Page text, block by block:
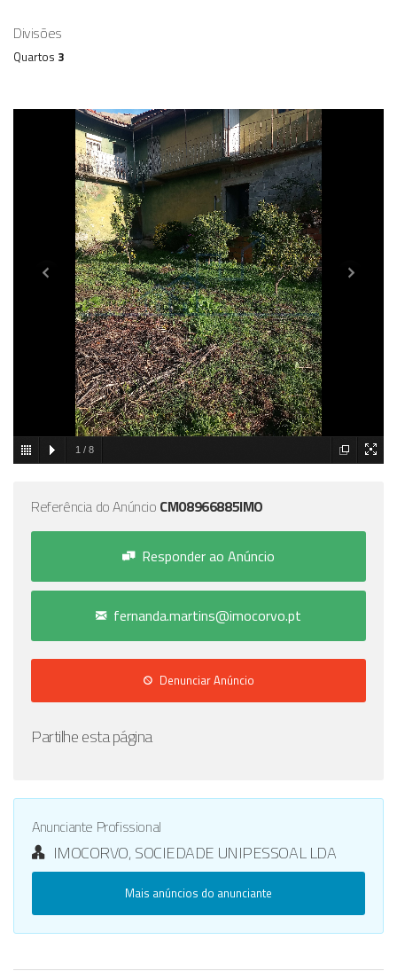
Divisões
Quartos 3
1 / 8
Referência do Anúncio CM08966885IMO
Responder ao Anúncio
fernanda.martins@imocorvo.pt
Denunciar Anúncio
Partilhe esta página
Anunciante Profissional
IMOCORVO, SOCIEDADE UNIPESSOAL LDA
Mais anúncios do anunciante